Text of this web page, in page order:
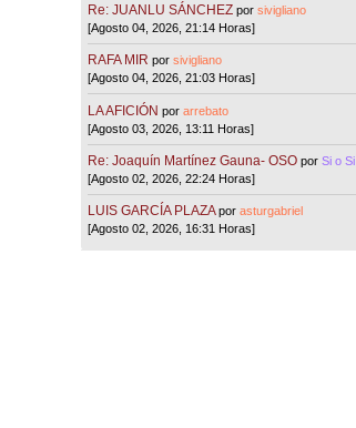
Re: JUANLU SÁNCHEZ porsivigliano
[Agosto 04, 2026, 21:14 Horas]
RAFA MIR porsivigliano
[Agosto 04, 2026, 21:03 Horas]
LA AFICIÓN porarrebato
[Agosto 03, 2026, 13:11 Horas]
Re: Joaquín Martínez Gauna- OSO porSi o Si
[Agosto 02, 2026, 22:24 Horas]
LUIS GARCÍA PLAZA porasturgabriel
[Agosto 02, 2026, 16:31 Horas]